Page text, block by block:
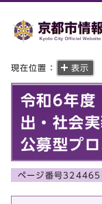
現在位置： 表示
令和6年度
出・社会
公募型プ
ページ番号324465